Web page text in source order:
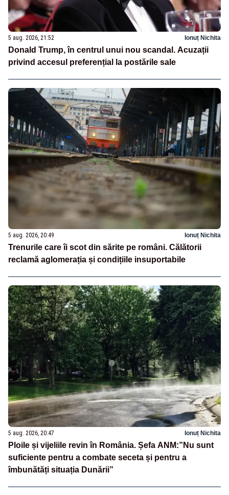
5 aug. 2026, 21:52 Ionuț Nichita
Donald Trump, în centrul unui nou scandal. Acuzații
privind accesul preferențial la postările sale
5 aug. 2026, 20:49 Ionuț Nichita
Trenurile care îi scot din sărite pe români. Călătorii
reclamă aglomerația și condițiile insuportabile
5 aug. 2026, 20:47 Ionuț Nichita
Ploile și vijeliile revin în România. Șefa ANM:”Nu sunt
suficiente pentru a combate seceta și pentru a
îmbunătăți situația Dunării”